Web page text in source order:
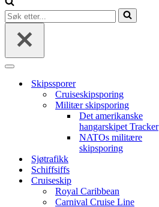
Søk
etter...
Navigasjonsmeny
Skipssporer
Cruiseskipsporing
Militær skipsporing
Det amerikanske
hangarskipet Tracker
NATOs militære
skipsporing
Sjøtrafikk
Schiffsiffs
Cruiseskip
Royal Caribbean
Carnival Cruise Line